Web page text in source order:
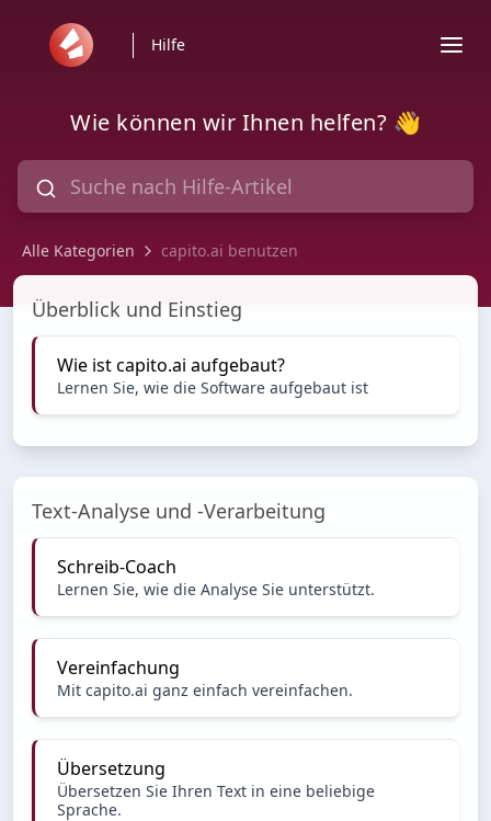
Hilfe
Wie können wir Ihnen helfen? 👋
Alle Kategorien capito.ai benutzen
capito.ai benutzen
Überblick und Einstieg
Wie ist capito.ai aufgebaut?
Lernen Sie, wie die Software aufgebaut ist
Text-Analyse und -Verarbeitung
Schreib-Coach
Lernen Sie, wie die Analyse Sie unterstützt.
Vereinfachung
Mit capito.ai ganz einfach vereinfachen.
Übersetzung
Übersetzen Sie Ihren Text in eine beliebige
Sprache.